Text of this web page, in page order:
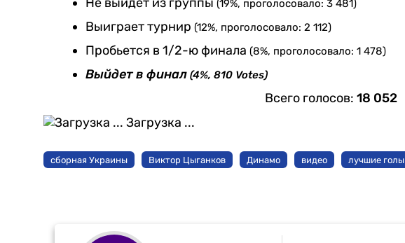
(19%, проголосовало: 3 481)
Выиграет турнир (12%, проголосовало: 2 112)
Пробьется в 1/2-ю финала (8%, проголосовало: 1 478)
Выйдет в финал (4%, 810 Votes)
Всего голосов:18 052
Загрузка ...
сборная Украины Виктор Цыганков Динамо видео лучшие голы